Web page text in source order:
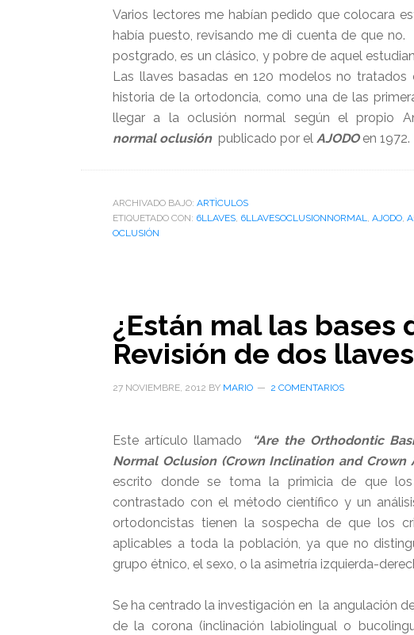
Varios lectores me habían pedido que colocara
había puesto, revisando me di cuenta de que
postgrado, es un clásico, y pobre de aquel
Las llaves basadas en 120 modelos no
historia de la ortodoncia, como una de las
llegar a la oclusión normal según el propio
normal oclusiónpublicado por el AJODO en 1972.
ARCHIVADO BAJO: ARTÌCULOS
ETIQUETADO CON: 6LLAVES, 6LLAVESOCLUSIONNORMAL, AJODO,
OCLUSIÓN
¿Están mal las bases
Revisión de dos
27 NOVIEMBRE, 2012 BY MARIO 2 COMENTARIOS
Este artículo llamado “Are the Orthodontic
Normal Oclusion (Crown Inclination and Crown
escrito donde se toma la primicia de que
contrastado con el método científico y un
ortodoncistas tienen la sospecha de que los
aplicables a toda la población, ya que no
grupo étnico, el sexo, o la asimetría izquierda-
Se ha centrado la investigación en la angulación
de la corona (inclinación labiolingual o